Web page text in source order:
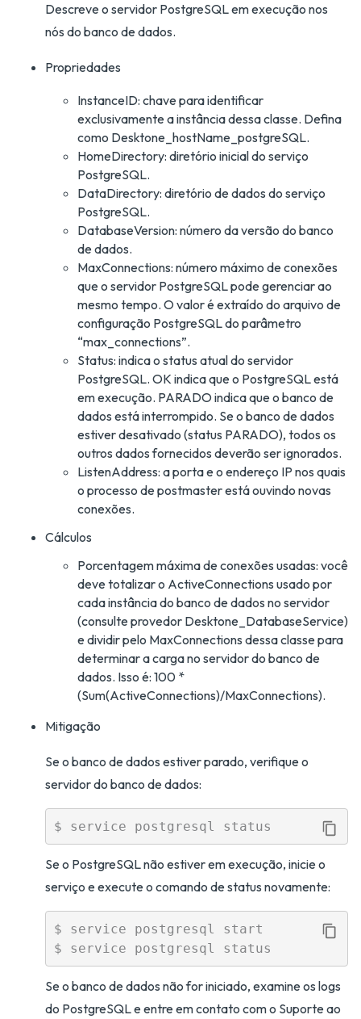
Descreve o servidor PostgreSQL em execução nos
nós do banco de dados.
Propriedades
InstanceID: chave para identificar
exclusivamente a instância dessa classe. Defina
como Desktone_hostName_postgreSQL.
HomeDirectory: diretório inicial do serviço
PostgreSQL.
DataDirectory: diretório de dados do serviço
PostgreSQL.
DatabaseVersion: número da versão do banco
de dados.
MaxConnections: número máximo de conexões
que o servidor PostgreSQL pode gerenciar ao
mesmo tempo. O valor é extraído do arquivo de
configuração PostgreSQL do parâmetro
“max_connections”.
Status: indica o status atual do servidor
PostgreSQL. OK indica que o PostgreSQL está
em execução. PARADO indica que o banco de
dados está interrompido. Se o banco de dados
estiver desativado (status PARADO), todos os
outros dados fornecidos deverão ser ignorados.
ListenAddress: a porta e o endereço IP nos quais
o processo de postmaster está ouvindo novas
conexões.
Cálculos
Porcentagem máxima de conexões usadas: você
deve totalizar o ActiveConnections usado por
cada instância do banco de dados no servidor
(consulte provedor Desktone_DatabaseService)
e dividir pelo MaxConnections dessa classe para
determinar a carga no servidor do banco de
dados. Isso é: 100 *
(Sum(ActiveConnections)/MaxConnections).
Mitigação
Se o banco de dados estiver parado, verifique o
servidor do banco de dados:
Se o PostgreSQL não estiver em execução, inicie o
serviço e execute o comando de status novamente:
$ service postgresql start
Se o banco de dados não for iniciado, examine os logs
do PostgreSQL e entre em contato com o Suporte ao